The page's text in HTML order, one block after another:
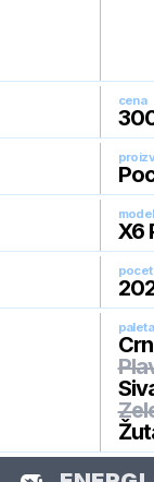
cena
model
X6